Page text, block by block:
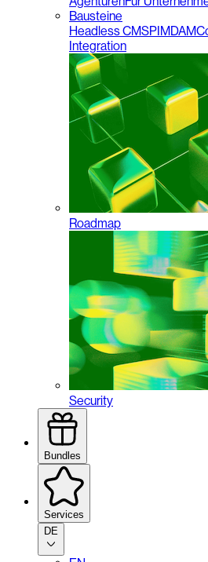
Bausteine
Headless CMSPIMDAM
Integration
Roadmap
Security
Bundles
Services
DE